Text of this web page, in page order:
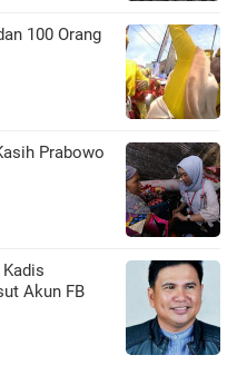
100 Orang
Prabowo
Akun FB